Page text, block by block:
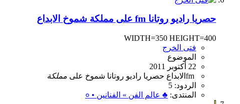
حصريا راديو روتانا fm على مملكة شموخ الابداع
WIDTH=350 HEIGHT=400
فتى الخرج
الموضوع
22 أكتوبر 2011
fm الابداع حصريا راديو روتانا شموخ على مملكة
الردود: 5
المنتدى: ♣ عالم الفن » الفنانين • ०